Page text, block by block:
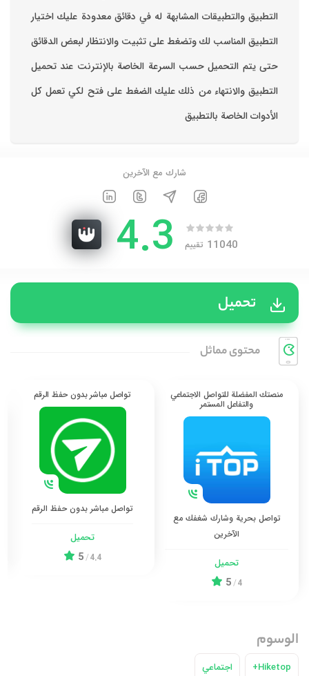
التطبيق والتطبيقات المشابهة له في دقائق معدودة ‏عليك اختيار
التطبيق المناسب لك وتضغط على تثبيت والانتظار لبعض الدقائق
حتى يتم التحميل حسب السرعة الخاصة بالإنترنت ‏عند تحميل
التطبيق والانتهاء من ذلك عليك الضغط على فتح لكي تعمل كل
الأدوات الخاصة بالتطبيق
شارك مع الآخرين
11040 تقييم 4.3
تحميل
محتوی مماثل
منصتك المفضلة للتواصل الاجتماعي
والتفاعل المستمر
تواصل بحرية وشارك شغفك مع
الآخرين
تحميل
4
/
5
تواصل مباشر بدون حفظ الرقم
تواصل مباشر بدون حفظ الرقم
تحميل
4.4
/
5
الوسوم
Hiketop+ اجتماعي